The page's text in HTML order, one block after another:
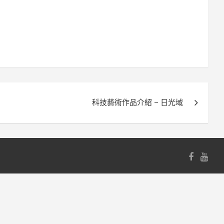
科技藝術作品介紹 – 日光域